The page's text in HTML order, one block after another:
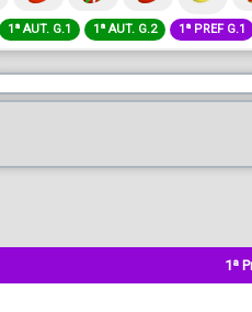
1ª AUT. G.1 1ª AUT. G.2 1ª PREF G.1
1ª